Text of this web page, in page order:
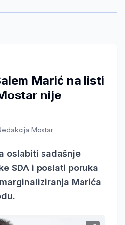
Marić na listi
nije
Mostar
oslabiti sadašnje
SDA i poslati poruka
Marića